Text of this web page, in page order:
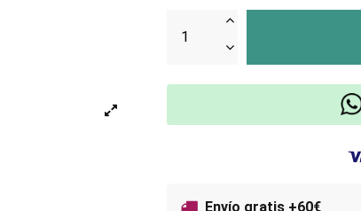
Envío gratis +60€